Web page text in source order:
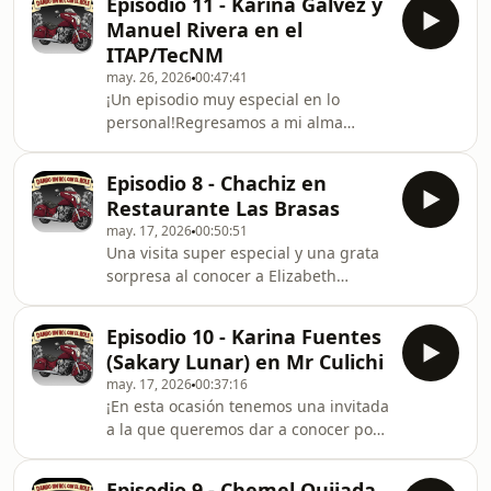
Rinconcito del Sabor, Foto est
de la familia Muñoz y, sobre todo,
cómo ellos siguen aportando a la
comunidad día a día y el gran
impacto que han logrado en nuestra
ciudad!¡Nos fuimos a pasear por la
ciudad, en un episodio épico y muy
ameno! ¡Un episodio que demuestra
el verdadero espíritu d
Manuel Rivera en el
ITAP/TecNM
may. 26, 202600:47:41
¡Un episodio muy especial en lo
personal!Regresamos a mi alma
con nuestros amigos, la directora del
Tec: ¡Dra. Karina Gálvez y mi querido
maestro Manuel Rivera!Platicamos del
pasado, presente y futuro de la
institución, con muchas y agradables
sorpresas y quedé impresionado de
todo lo que se esta haciendo por
nuestros jóvene
Episodio 8 - Chachiz en
Restaurante Las Brasas
may. 17, 202600:50:51
Una visita super especial y una grata
sorpresa al conocer a Elizabeth
Brasas!Chachiz es una mujer valiente
y con amor por la aventura y por
conocer más de nuestro país y sus
hermosos lugares (¡muchos aún sin
descubrir por más personas!). ¡Ven y
conoce su historia y enamórate de su
sentido del humor y una visión de
Episodio 10 - Karina Fuentes
(Sakary Lunar) en Mr Culichi
may. 17, 202600:37:16
¡En esta ocasión tenemos una invitada
a la que queremos dar a conocer por